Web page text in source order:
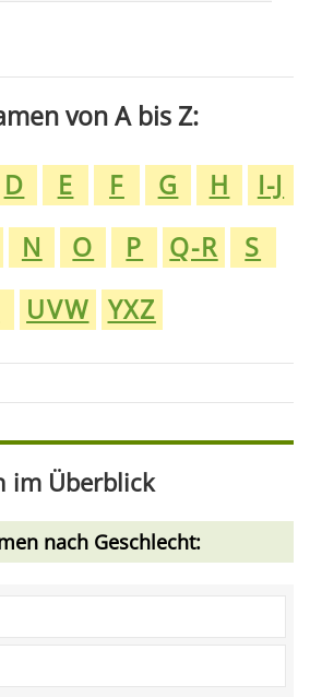
von A bis Z:
D E F G H
I-J
N O P Q-R
S
UVW YXZ
im Überblick
nach Geschlecht: